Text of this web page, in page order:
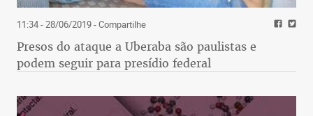
11:34 - 28/06/2019- Compartilhe
Presos do ataque a Uberaba são paulistas e
podem seguir para presídio federal